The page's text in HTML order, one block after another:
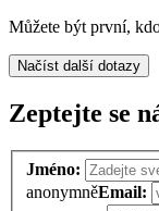
Můžete být první,
Načíst další dotazy
Zeptejte se
Jméno:
anonymněEmail: